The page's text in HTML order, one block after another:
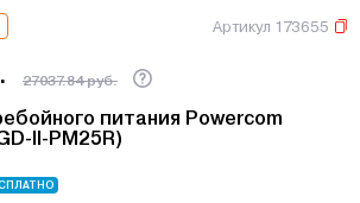
Артикул 173655
27037.84 руб.
питания Powercom
II-PM25R)